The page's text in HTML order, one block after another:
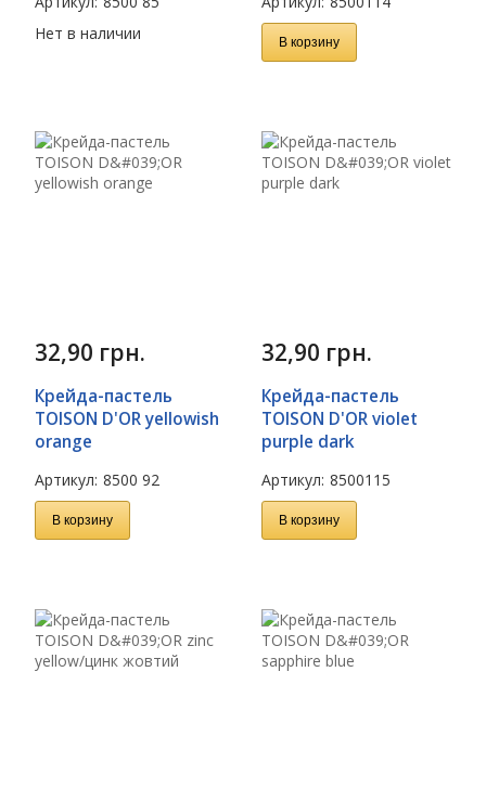
Нет в наличии
В корзину
32,90 грн.
Крейда-пастель
TOISON D'OR yellowish
orange
Артикул: 8500 92
В корзину
32,90 грн.
Крейда-пастель
TOISON D'OR violet
purple dark
Артикул: 8500115
В корзину